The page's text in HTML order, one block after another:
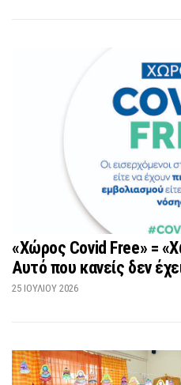
«Χώρος Covid Free» =
Αυτό που κανείς δεν
25 ΙΟΥΛΊΟΥ 2026